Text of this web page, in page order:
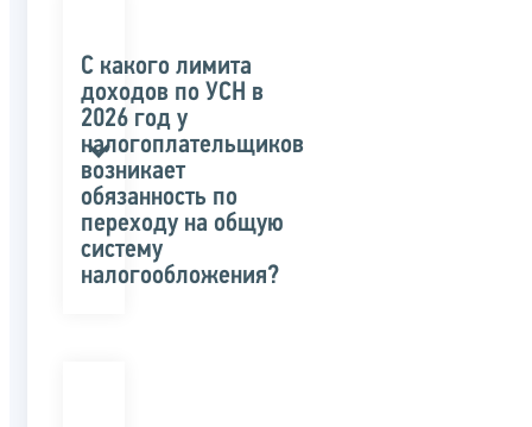
С какого лимита
доходов по УСН в
2026 год у
налогоплательщиков
возникает
обязанность по
переходу на общую
систему
налогообложения?